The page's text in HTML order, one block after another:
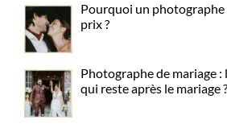
Pourquoi un photographe
prix ?
Photographe de mariage
qui reste après le mariage ?